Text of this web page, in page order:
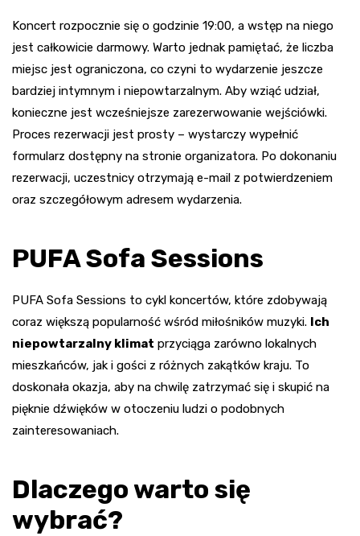
Koncert rozpocznie się o godzinie 19:00, a wstęp na niego
jest całkowicie darmowy. Warto jednak pamiętać, że liczba
miejsc jest ograniczona, co czyni to wydarzenie jeszcze
bardziej intymnym i niepowtarzalnym. Aby wziąć udział,
konieczne jest wcześniejsze zarezerwowanie wejściówki.
Proces rezerwacji jest prosty – wystarczy wypełnić
formularz dostępny na stronie organizatora. Po dokonaniu
rezerwacji, uczestnicy otrzymają e-mail z potwierdzeniem
oraz szczegółowym adresem wydarzenia.
PUFA Sofa Sessions
PUFA Sofa Sessions to cykl koncertów, które zdobywają
coraz większą popularność wśród miłośników muzyki. Ich
niepowtarzalny klimat przyciąga zarówno lokalnych
mieszkańców, jak i gości z różnych zakątków kraju. To
doskonała okazja, aby na chwilę zatrzymać się i skupić na
pięknie dźwięków w otoczeniu ludzi o podobnych
zainteresowaniach.
Dlaczego warto się
wybrać?